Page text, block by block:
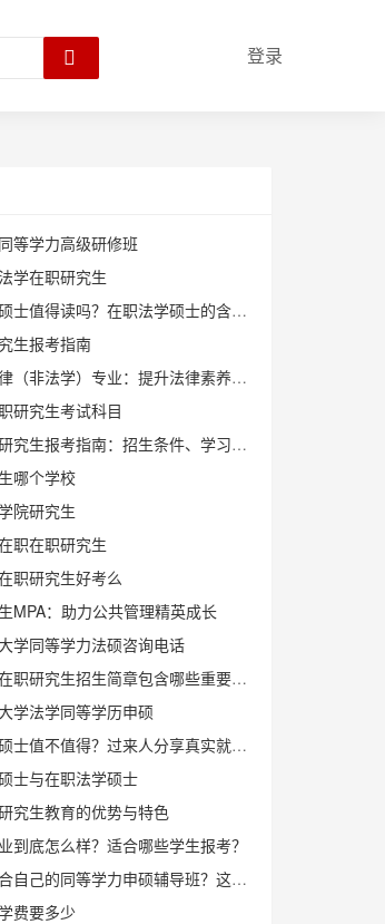
登录
等学力高级研修班
学在职研究生
读吗？在职法学硕士的含金量和发展前景分析
生报考指南
法学）专业：提升法律素养的优质选择
研究生考试科目
考指南：招生条件、学习方式与就业前景解析
哪个学校
院研究生
职在职研究生
职研究生好考么
MPA：助力公共管理精英成长
学同等学力法硕咨询电话
研究生招生简章包含哪些重要信息？
学法学同等学历申硕
值不值得？过来人分享真实就读体验
士与在职法学硕士
究生教育的优势与特色
到底怎么样？适合哪些学生报考？
同等学力申硕辅导班？这份指南告诉你答案
费要多少